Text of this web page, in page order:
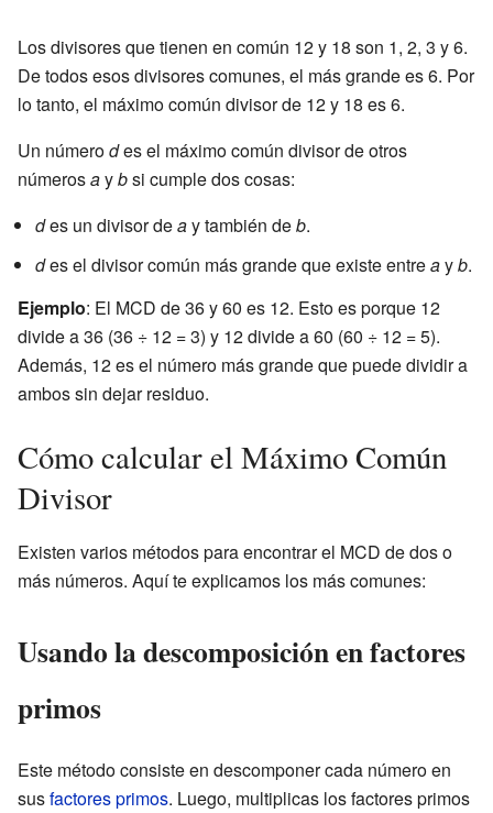
Los divisores que tienen en común 12 y 18 son 1, 2, 3 y 6.
De todos esos divisores comunes, el más grande es 6. Por
lo tanto, el máximo común divisor de 12 y 18 es 6.
Un númerodes el máximo común divisor de otros
númerosaybsi cumple dos cosas:
des un divisor deay también deb.
des el divisor común más grande que existe entreayb.
Ejemplo: El MCD de 36 y 60 es 12. Esto es porque 12
divide a 36 (36 ÷ 12 = 3) y 12 divide a 60 (60 ÷ 12 = 5).
Además, 12 es el número más grande que puede dividir a
ambos sin dejar residuo.
Cómo calcular el Máximo Común
Divisor
Existen varios métodos para encontrar el MCD de dos o
más números. Aquí te explicamos los más comunes:
Usando la descomposición en factores
primos
Este método consiste en descomponer cada número en
susfactores primos. Luego, multiplicas los factores primos